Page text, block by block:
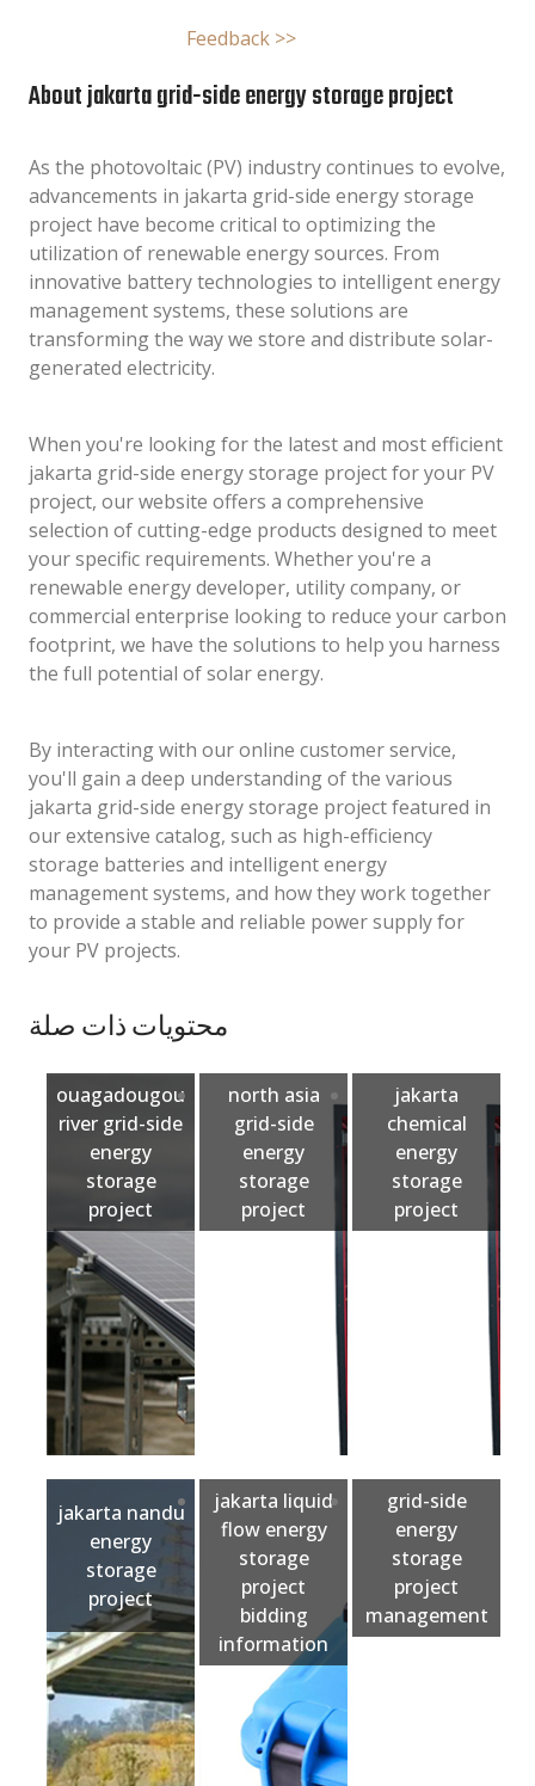
Feedback >>
About jakarta grid-side energy storage project
As the photovoltaic (PV) industry continues to evolve,
advancements in jakarta grid-side energy storage
project have become critical to optimizing the
utilization of renewable energy sources. From
innovative battery technologies to intelligent energy
management systems, these solutions are
transforming the way we store and distribute solar-
generated electricity.
When you're looking for the latest and most efficient
jakarta grid-side energy storage project for your PV
project, our website offers a comprehensive
selection of cutting-edge products designed to meet
your specific requirements. Whether you're a
renewable energy developer, utility company, or
commercial enterprise looking to reduce your carbon
footprint, we have the solutions to help you harness
the full potential of solar energy.
By interacting with our online customer service,
you'll gain a deep understanding of the various
jakarta grid-side energy storage project featured in
our extensive catalog, such as high-efficiency
storage batteries and intelligent energy
management systems, and how they work together
to provide a stable and reliable power supply for
your PV projects.
محتويات ذات صلة
ouagadougou
river grid-side
energy
storage
project
north asia
grid-side
energy
storage
project
jakarta
chemical
energy
storage
project
jakarta nandu
energy
storage
project
jakarta liquid
flow energy
storage
project
bidding
information
grid-side
energy
storage
project
management